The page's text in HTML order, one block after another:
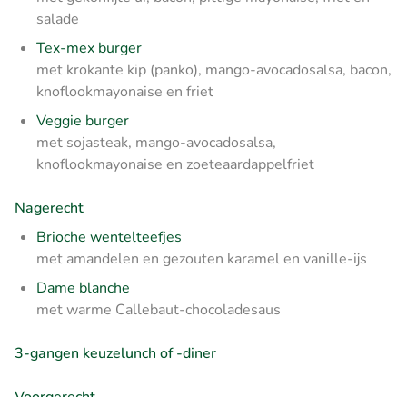
salade
Tex-mex burger
met krokante kip (panko), mango-avocadosalsa, bacon,
knoflookmayonaise en friet
Veggie burger
met sojasteak, mango-avocadosalsa,
knoflookmayonaise en zoeteaardappelfriet
Nagerecht
Brioche wentelteefjes
met amandelen en gezouten karamel en vanille-ijs
Dame blanche
met warme Callebaut-chocoladesaus
3-gangen keuzelunch of -diner